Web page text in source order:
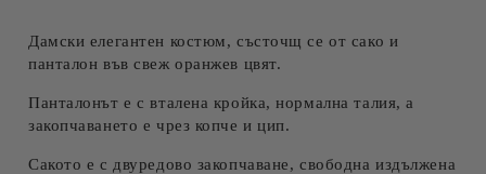
Дамски елегантен костюм, състочщ се от сако и
панталон във свеж оранжев цвят.
Панталонът е с вталена кройка, нормална талия, а
закопчаването е чрез копче и цип.
Сакото е с двуредово закопчаване, свободна издължена